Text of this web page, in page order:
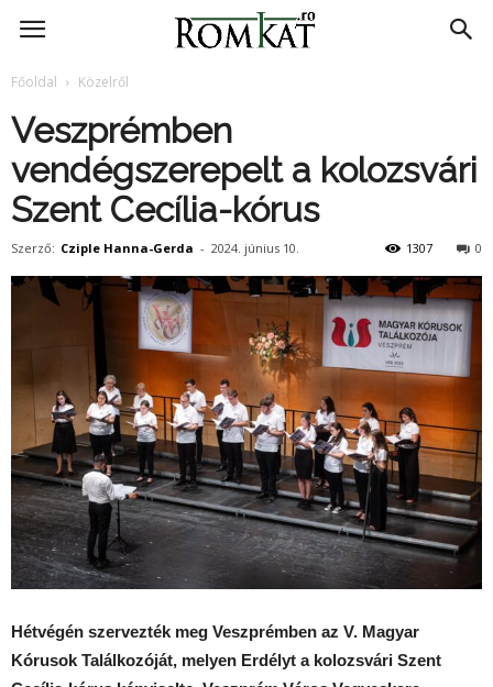
RomKat.ro
Főoldal Közelről
Veszprémben
vendégszerepelt a kolozsvári
Szent Cecília-kórus
Szerző: Cziple Hanna-Gerda - 2024. június 10. 0
1307
Hétvégén szervezték meg Veszprémben az V. Magyar
Kórusok Találkozóját, melyen Erdélyt a kolozsvári Szent